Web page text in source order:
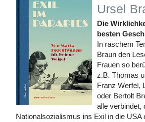
Ursel
Die
besten
In raschem
Braun den
Frauen so
z.B. Thomas
Franz Werfel,
oder Bertolt
alle verbindet,
Nationalsozialismus ins Exil in die USA